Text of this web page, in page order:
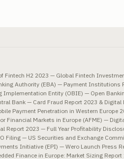
Fintech H2 2023 — Global Fintech
Authority (EBA) — Payment Institutions
Implementation Entity (OBIE) — Open
Bank — Card Fraud Report 2023 &
Payment Penetration in Western Europe
Financial Markets in Europe (AFME) —
Report 2023 — Full Year Profitability
Filing — US Securities and Exchange
Initiative (EPI) — Wero Launch Press
Finance in Europe: Market Sizing